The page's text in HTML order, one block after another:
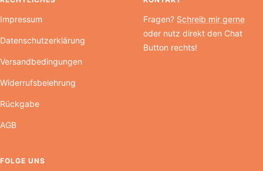
Impressum
Datenschutzerklärung
Versandbedingungen
Widerrufsbelehrung
Rückgabe
AGB
Fragen? Schreib mir gerne
oder nutz direkt den Chat
Button rechts!
FOLGE UNS